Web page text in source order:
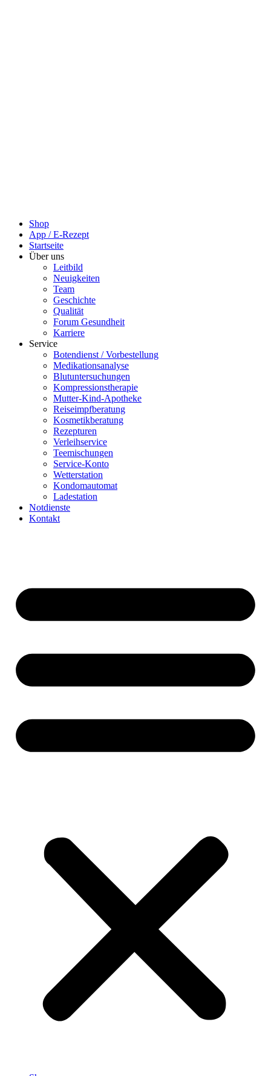
Shop
App / E-Rezept
Startseite
Über uns
Leitbild
Neuigkeiten
Team
Geschichte
Qualität
Forum Gesundheit
Karriere
Service
Botendienst / Vorbestellung
Medikationsanalyse
Blutuntersuchungen
Kompressionstherapie
Mutter-Kind-Apotheke
Reiseimpfberatung
Kosmetikberatung
Rezepturen
Verleihservice
Teemischungen
Service-Konto
Wetterstation
Kondomautomat
Ladestation
Notdienste
Kontakt